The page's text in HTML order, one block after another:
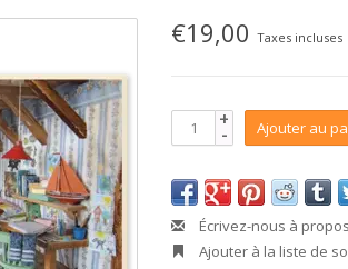
€19,00Taxes incluses
+
- Ajouter au
Écrivez-nous à
Ajouter à la liste de